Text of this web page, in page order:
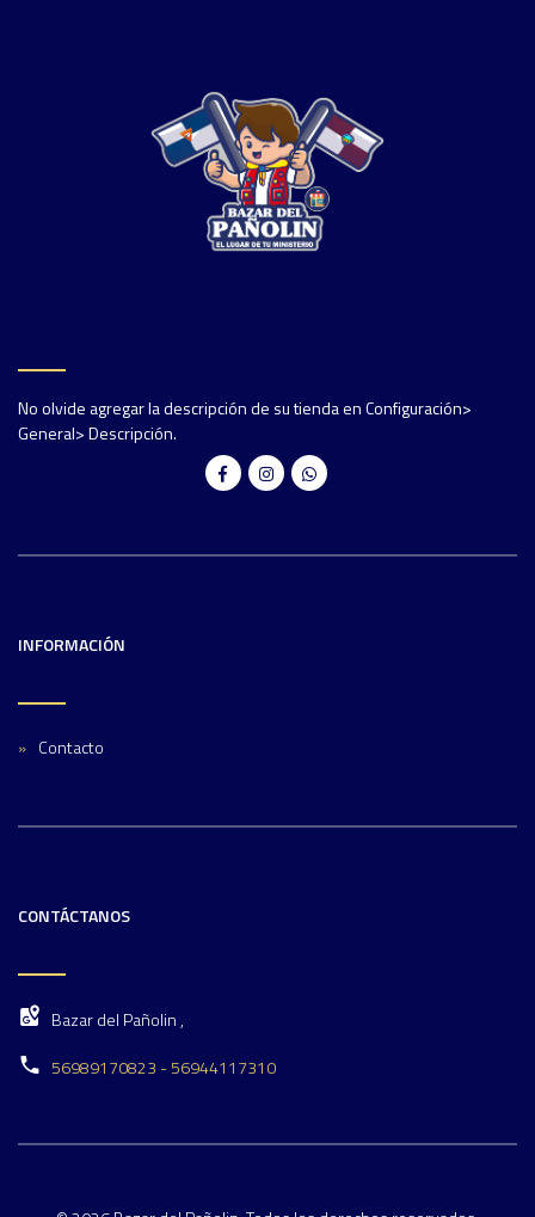
No olvide agregar la descripción de su tienda en Configuración>
General> Descripción.
INFORMACIÓN
Contacto
CONTÁCTANOS
Bazar del Pañolin ,
56989170823 - 56944117310